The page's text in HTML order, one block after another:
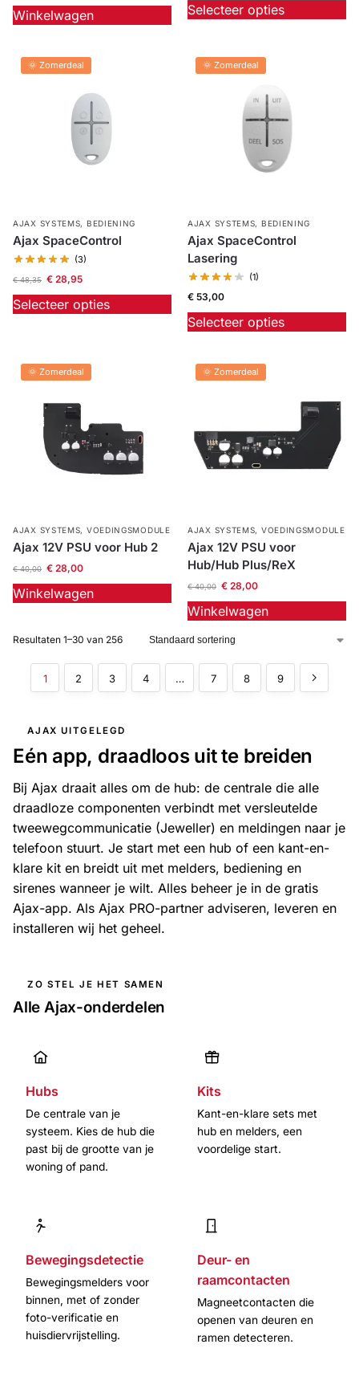
Winkelwagen Selecteer opties
🌞 Zomerdeal
AJAX SYSTEMS, BEDIENING
Ajax SpaceControl
(3)
€48,35 €28,95
Selecteer opties
🌞 Zomerdeal
AJAX SYSTEMS, BEDIENING
Ajax SpaceControl
Lasering
(1)
€ 53,00
Selecteer opties
🌞 Zomerdeal
AJAX SYSTEMS, VOEDINGSMODULE
Ajax 12V PSU voor Hub 2
€40,00 €28,00
Winkelwagen
🌞 Zomerdeal
AJAX SYSTEMS, VOEDINGSMODULE
Ajax 12V PSU voor
Hub/Hub Plus/ReX
€40,00 €28,00
Winkelwagen
Resultaten 1–30 van 256
1 2 3 4 … 7 8 9
AJAX UITGELEGD
Eén app, draadloos uit te breiden
Bij Ajax draait alles om de hub: de centrale die alle
draadloze componenten verbindt met versleutelde
tweewegcommunicatie (Jeweller) en meldingen naar je
telefoon stuurt. Je start met een hub of een kant-en-
klare kit en breidt uit met melders, bediening en
sirenes wanneer je wilt. Alles beheer je in de gratis
Ajax-app. Als Ajax PRO-partner adviseren, leveren en
installeren wij het geheel.
ZO STEL JE HET SAMEN
Alle Ajax-onderdelen
Hubs
De centrale van je
systeem. Kies de hub die
past bij de grootte van je
woning of pand.
Kits
Kant-en-klare sets met
hub en melders, een
voordelige start.
Bewegingsdetectie
Bewegingsmelders voor
binnen, met of zonder
foto-verificatie en
huisdiervrijstelling.
Deur- en
raamcontacten
Magneetcontacten die
openen van deuren en
ramen detecteren.